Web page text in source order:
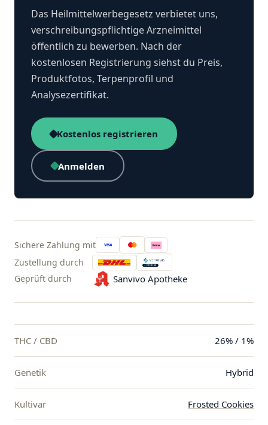
Das Heilmittelwerbegesetz verbietet uns,
verschreibungspflichtige Arzneimittel
öffentlich zu bewerben. Nach der
kostenlosen Registrierung siehst du Preis,
Produktfotos, Terpenprofil und
Analysezertifikat.
Kostenlos registrieren
Anmelden
Sichere Zahlung mit
Zustellung durch
Geprüft durch
Sanvivo Apotheke
THC / CBD 26% / 1%
Genetik Hybrid
Kultivar Frosted Cookies